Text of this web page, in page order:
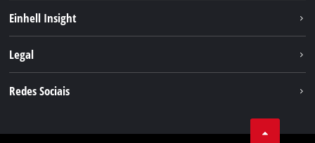
Serviço
Einhell Insight
Carreira
Legal
Redes Sociais